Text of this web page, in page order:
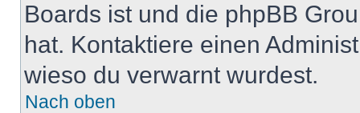
Boards ist und die phpBB
hat. Kontaktiere einen
wieso du verwarnt wurdest.
Nach oben